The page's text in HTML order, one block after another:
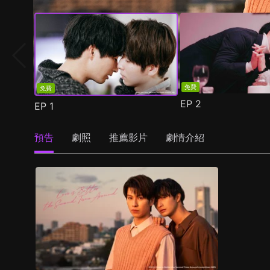
免費
EP 1
免費
EP 2
預告 劇照 推薦影片 劇情介紹